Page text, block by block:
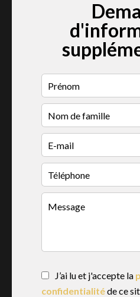
J’ai lu et j'accepte la
confidentialitéde ce